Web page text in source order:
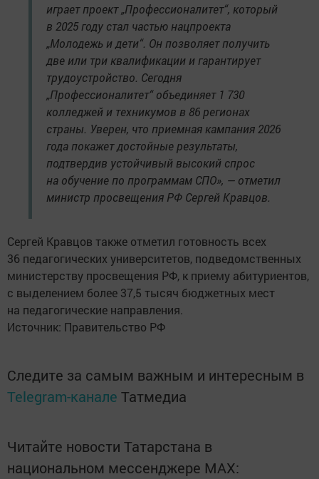
играет проект „Профессионалитет“, который
в 2025 году стал частью нацпроекта
„Молодежь и дети“. Он позволяет получить
две или три квалификации и гарантирует
трудоустройство. Сегодня
„Профессионалитет“ объединяет 1 730
колледжей и техникумов в 86 регионах
страны. Уверен, что приемная кампания 2026
года покажет достойные результаты,
подтвердив устойчивый высокий спрос
на обучение по программам СПО», — отметил
министр просвещения РФ Сергей Кравцов.
Сергей Кравцов также отметил готовность всех
36 педагогических университетов, подведомственных
министерству просвещения РФ, к приему абитуриентов,
с выделением более 37,5 тысяч бюджетных мест
на педагогические направления.
Источник: Правительство РФ
Следите за самым важным и интересным в
Telegram-канале Татмедиа
Читайте новости Татарстана в
национальном мессенджере MАХ: